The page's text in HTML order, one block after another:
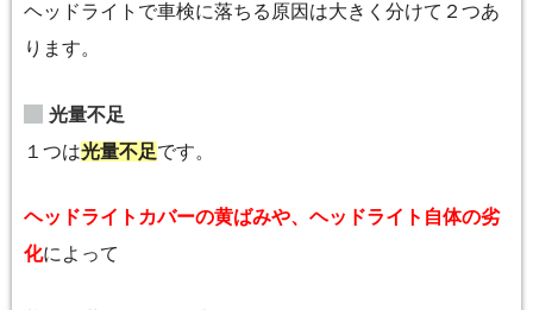
ヘッドライトで車検に落ちる原因は大きく分けて２つあ
ります。
光量不足
１つは光量不足です。
ヘッドライトカバーの黄ばみや、ヘッドライト自体の劣
化によって